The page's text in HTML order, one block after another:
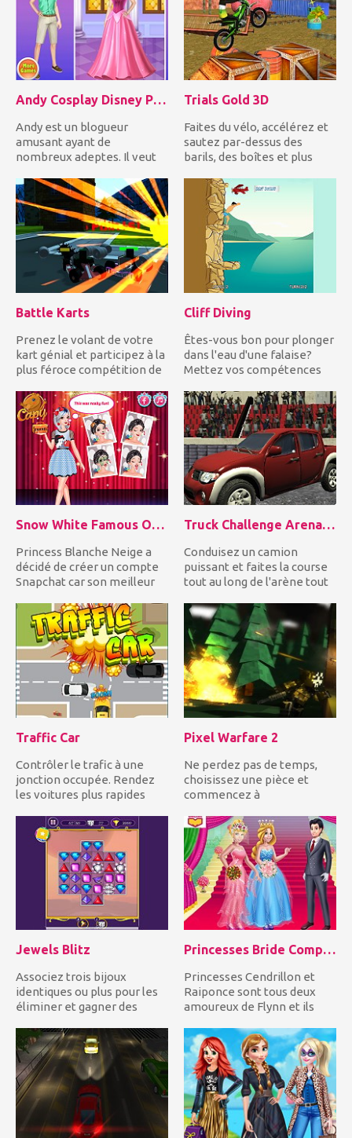
Andy Cosplay Disney Princesses
Andy est un blogueur
amusant ayant de
nombreux adeptes. Il veut
va cospla...
Trials Gold 3D
Faites du vélo, accélérez et
sautez par-dessus des
barils, des boîtes et plus
Battle Karts
Prenez le volant de votre
kart génial et participez à la
plus féroce compétition de
Cliff Diving
Êtes-vous bon pour plonger
dans l'eau d'une falaise?
Mettez vos compétences
Snow White Famous On Snapchat
Princess Blanche Neige a
décidé de créer un compte
Snapchat car son meilleur
Truck Challenge Arena 3D
Conduisez un camion
puissant et faites la course
tout au long de l'arène tout
Traffic Car
Contrôler le trafic à une
jonction occupée. Rendez
les voitures plus rapides
Pixel Warfare 2
Ne perdez pas de temps,
choisissez une pièce et
commencez à
joueurs en essa...
Jewels Blitz
Associez trois bijoux
identiques ou plus pour les
éliminer et gagner des
Princesses Bride Competition
Princesses Cendrillon et
Raiponce sont tous deux
amoureux de Flynn et ils